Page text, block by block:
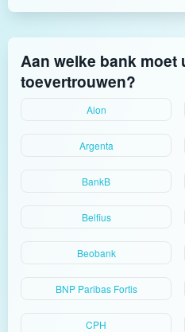
Aan welke bank moet
toevertrouwen?
Aion
Argenta
BankB
Belfius
Beobank
BNP Paribas Fortis
CPH